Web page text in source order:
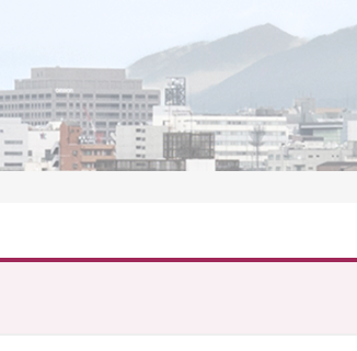
洛和会京都健診センター
当クリニックで実施中の臨床研究の情報
カスタマーハラスメントに対する方針